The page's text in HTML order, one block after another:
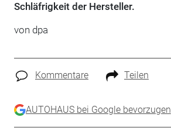
Schläfrigkeit der Hersteller.
von dpa
Kommentare Teilen
AUTOHAUS bei Google bevorzugen